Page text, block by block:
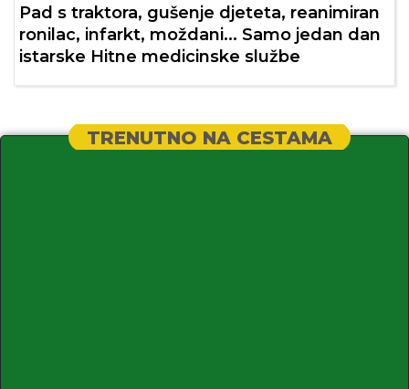
Pad s traktora, gušenje djeteta, reanimiran
ronilac, infarkt, moždani... Samo jedan dan
istarske Hitne medicinske službe
TRENUTNO NA CESTAMA